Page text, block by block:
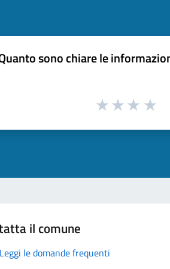
sono chiare le
il comune
Leggi le domande frequenti